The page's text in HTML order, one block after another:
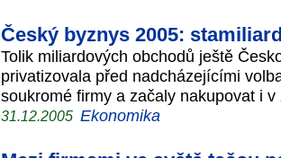
Český byznys 2005:
Tolik miliardových obchodů ještě
privatizovala před nadcházejícími
soukromé firmy a začaly nakupovat i
31.12.2005 Ekonomika